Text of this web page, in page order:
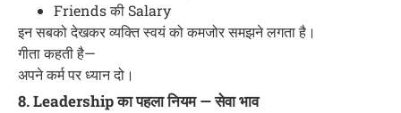
Friends की Salary
इन सबको देखकर व्यक्ति स्वयं को कमजोर समझने लगता है।
गीता कहती है—
अपने कर्म पर ध्यान दो।
8. Leadership का पहला नियम — सेवा भाव